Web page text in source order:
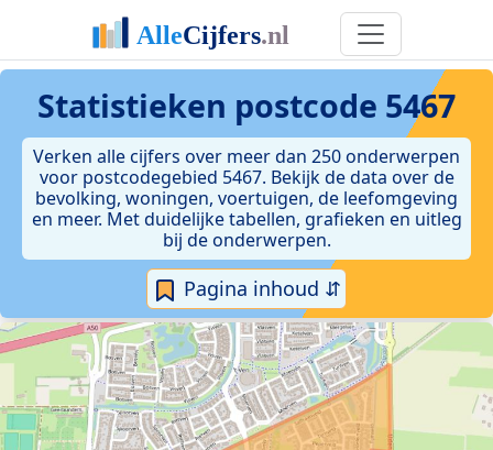
Statistieken postcode 5467
Verken alle cijfers over meer dan 250 onderwerpen
voor postcodegebied 5467. Bekijk de data over de
bevolking, woningen, voertuigen, de leefomgeving
en meer. Met duidelijke tabellen, grafieken en uitleg
bij de onderwerpen.
Pagina inhoud ⇵